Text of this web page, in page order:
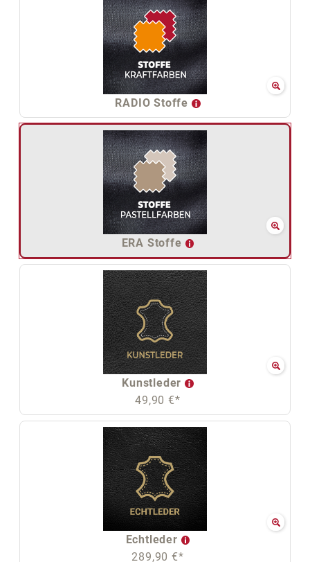
RADIO Stoffe
ERA Stoffe
Kunstleder
49,90 €*
Echtleder
289,90 €*